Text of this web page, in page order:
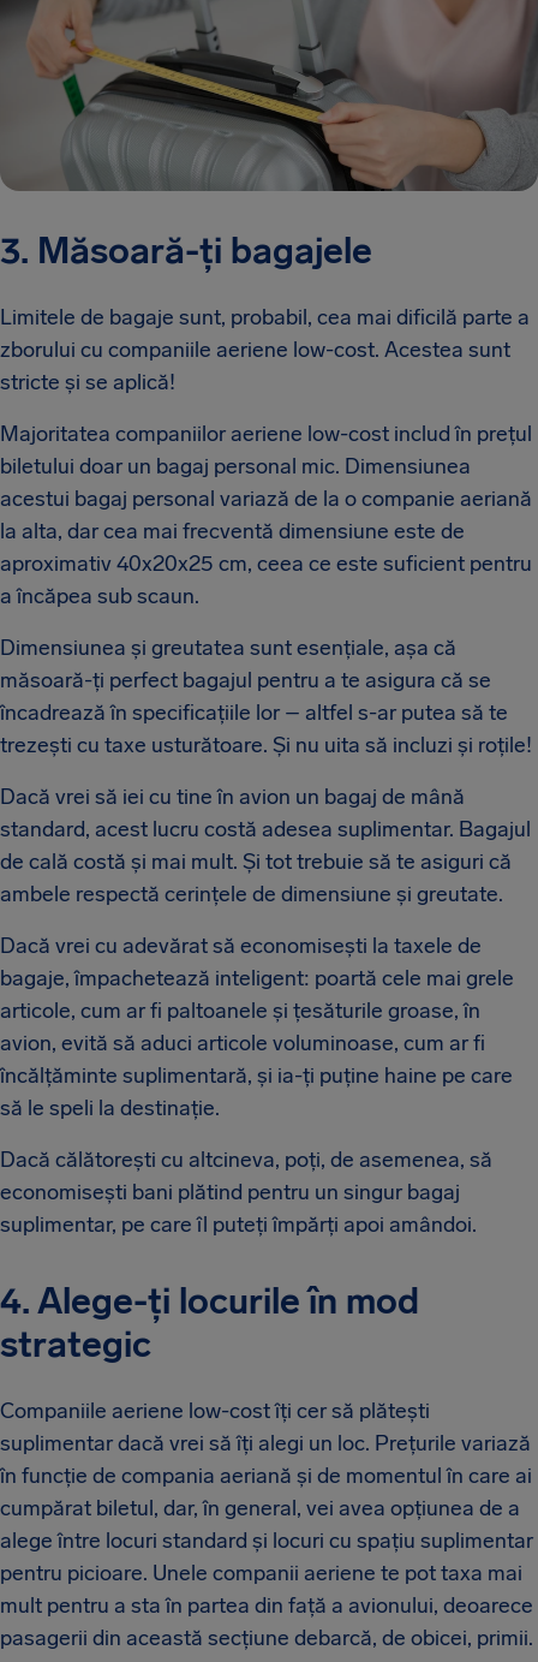
3. Măsoară-ți bagajele
Limitele de bagaje sunt, probabil, cea mai dificilă parte a
zborului cu companiile aeriene low-cost. Acestea sunt
stricte și se aplică!
Majoritatea companiilor aeriene low-cost includ în prețul
biletului doar un bagaj personal mic. Dimensiunea
acestui bagaj personal variază de la o companie aeriană
la alta, dar cea mai frecventă dimensiune este de
aproximativ 40x20x25 cm, ceea ce este suficient pentru
a încăpea sub scaun.
Dimensiunea și greutatea sunt esențiale, așa că
măsoară-ți perfect bagajul pentru a te asigura că se
încadrează în specificațiile lor – altfel s-ar putea să te
trezești cu taxe usturătoare. Și nu uita să incluzi și roțile!
Dacă vrei să iei cu tine în avion un bagaj de mână
standard, acest lucru costă adesea suplimentar. Bagajul
de cală costă și mai mult. Și tot trebuie să te asiguri că
ambele respectă cerințele de dimensiune și greutate.
Dacă vrei cu adevărat să economisești la taxele de
bagaje, împachetează inteligent: poartă cele mai grele
articole, cum ar fi paltoanele și țesăturile groase, în
avion, evită să aduci articole voluminoase, cum ar fi
încălțăminte suplimentară, și ia-ți puține haine pe care
să le speli la destinație.
Dacă călătorești cu altcineva, poți, de asemenea, să
economisești bani plătind pentru un singur bagaj
suplimentar, pe care îl puteți împărți apoi amândoi.
4. Alege-ți locurile în mod
strategic
Companiile aeriene low-cost îți cer să plătești
suplimentar dacă vrei să îți alegi un loc. Prețurile variază
în funcție de compania aeriană și de momentul în care ai
cumpărat biletul, dar, în general, vei avea opțiunea de a
alege între locuri standard și locuri cu spațiu suplimentar
pentru picioare. Unele companii aeriene te pot taxa mai
mult pentru a sta în partea din față a avionului, deoarece
pasagerii din această secțiune debarcă, de obicei, primii.